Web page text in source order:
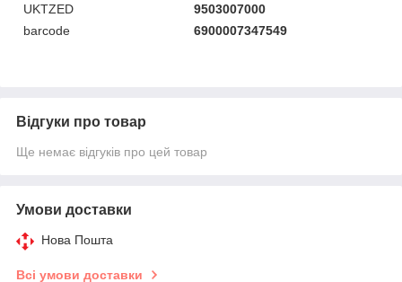
UKTZED
9503007000
barcode
6900007347549
Відгуки про товар
Ще немає відгуків про цей товар
Умови доставки
Нова Пошта
Всі умови доставки